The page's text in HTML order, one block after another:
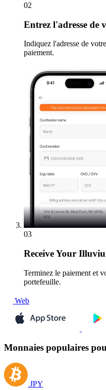
02
Entrez l'adresse de
Indiquez l'adresse de
paiement.
03
ReceiveYour
Terminez le paiement et
portefeuille.
Web
Monnaies populaires
JPY